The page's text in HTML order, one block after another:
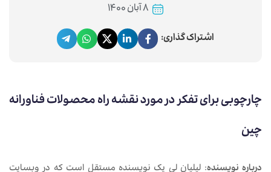
۸ آبان ۱۴۰۰
اشتراک گذاری:
چارچوبی برای تفکر در مورد نقشه‌ راه محصولات فناورانه
چین
درباره نویسنده: لیلیان لی یک نویسنده مستقل است که در وبسایت